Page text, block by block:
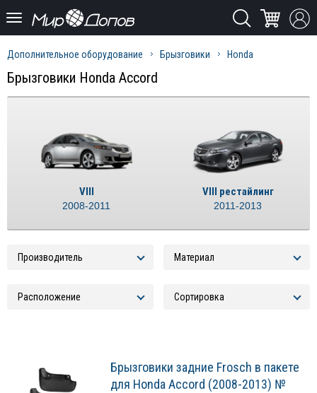
Дополнительное оборудование Брызговики Honda
Брызговики Honda Accord
VIII
2008-2011
VIII рестайлинг
2011-2013
Брызговики задние Frosch в пакете
для Honda Accord (2008-2013) №